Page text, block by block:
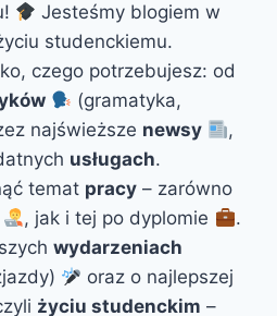
Jesteśmy blogiem w
studenckiemu.
czego potrzebujesz: od
(gramatyka,
najświeższe newsy
,
usługach.
temat pracy – zarówno
, jak i tej po dyplomie
.
wydarzeniach
oraz o najlepszej
życiu studenckim –